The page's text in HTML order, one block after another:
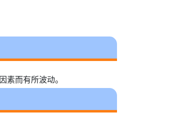
而有所波动。